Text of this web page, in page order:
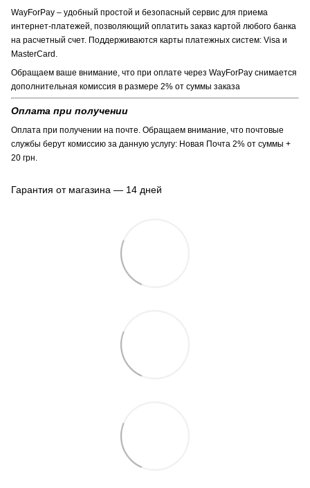
WayForPay – удобный простой и безопасный сервис для приема
интернет-платежей, позволяющий оплатить заказ картой любого банка
на расчетный счет. Поддерживаются карты платежных систем: Visa и
MasterCard.
Обращаем ваше внимание, что при оплате через WayForPay снимается
дополнительная комиссия в размере 2% от суммы заказа
Оплата при получении
Оплата при получении на почте. Обращаем внимание, что почтовые
службы берут комиссию за данную услугу: Новая Почта 2% от суммы +
20 грн.
Гарантия от магазина — 14 дней